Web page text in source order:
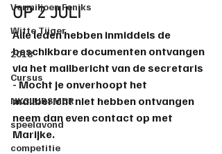
Vermiljoen Feniks
Witte Tijger
2018
Cursus
NKCLUBSMCR
speelavond
competitie
OP 2 JULI
Alle leden hebben inmiddels de
beschikbare documenten ontvangen
via het mailbericht van de secretaris
- Mocht je onverhoopt het
mailbericht niet hebben ontvangen
neem dan even contact op met
Marijke.